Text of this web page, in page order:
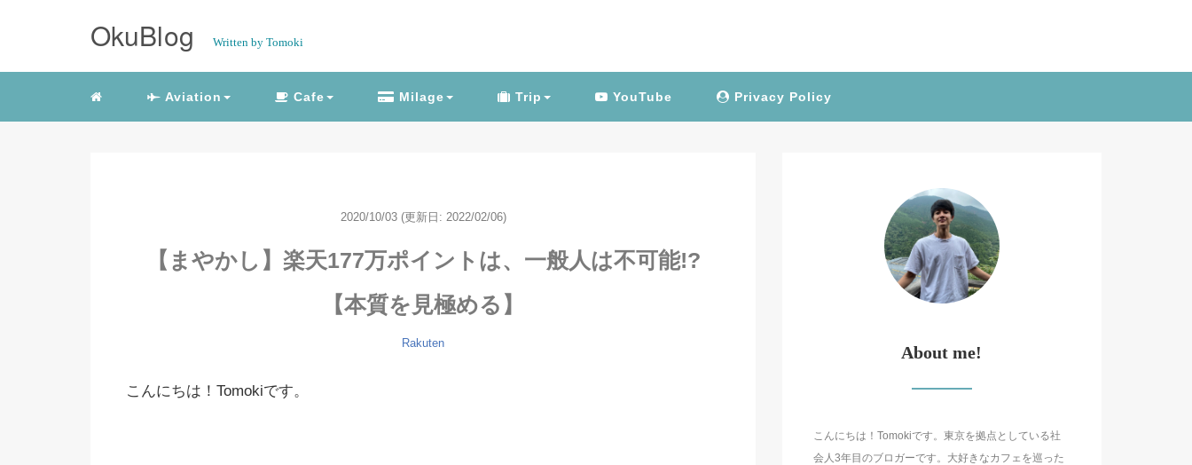
OkuBlog Written by Tomoki
Aviation Cafe Milage Trip YouTube Privacy Policy
2020/10/03 (更新日: 2022/02/06)
【まやかし】楽天177万ポイントは、一般人は不可能!?
【本質を見極める】
Rakuten
こんにちは！Tomokiです。
About me!
こんにちは！Tomokiです。東京を拠点としている社
会人3年目のブロガーです。大好きなカフェを巡った